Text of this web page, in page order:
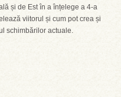
și de Est în a înțelege a 4-a
viitorul și cum pot crea și
schimbărilor actuale.